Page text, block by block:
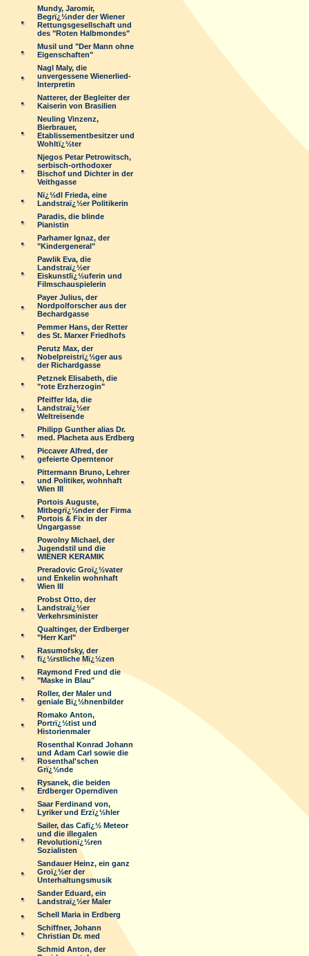
Mundy, Jaromir,
Begrï¿½nder der Wiener
Rettungsgesellschaft und
des "Roten Halbmondes"
Musil und "Der Mann ohne
Eigenschaften"
Nagl Maly, die
unvergessene Wienerlied-
Interpretin
Natterer, der Begleiter der
Kaiserin von Brasilien
Neuling Vinzenz,
Bierbrauer,
Etablissementbesitzer und
Wohltï¿½ter
Njegos Petar Petrowitsch,
serbisch-orthodoxer
Bischof und Dichter in der
Veithgasse
Nï¿½dl Frieda, eine
Landstraï¿½er Politikerin
Paradis, die blinde
Pianistin
Parhamer Ignaz, der
"Kindergeneral"
Pawlik Eva, die
Landstraï¿½er
Eiskunstlï¿½uferin und
Filmschauspielerin
Payer Julius, der
Nordpolforscher aus der
Bechardgasse
Pemmer Hans, der Retter
des St. Marxer Friedhofs
Perutz Max, der
Nobelpreistrï¿½ger aus
der Richardgasse
Petznek Elisabeth, die
"rote Erzherzogin"
Pfeiffer Ida, die
Landstraï¿½er
Weltreisende
Philipp Gunther alias Dr.
med. Placheta aus Erdberg
Piccaver Alfred, der
gefeierte Operntenor
Pittermann Bruno, Lehrer
und Politiker, wohnhaft
Wien III
Portois Auguste,
Mitbegrï¿½nder der Firma
Portois & Fix in der
Ungargasse
Powolny Michael, der
Jugendstil und die
WIENER KERAMIK
Preradovic Groï¿½vater
und Enkelin wohnhaft
Wien III
Probst Otto, der
Landstraï¿½er
Verkehrsminister
Qualtinger, der Erdberger
"Herr Karl"
Rasumofsky, der
fï¿½rstliche Mï¿½zen
Raymond Fred und die
"Maske in Blau"
Roller, der Maler und
geniale Bï¿½hnenbilder
Romako Anton,
Portrï¿½tist und
Historienmaler
Rosenthal Konrad Johann
und Adam Carl sowie die
Rosenthal'schen
Grï¿½nde
Rysanek, die beiden
Erdberger Operndiven
Saar Ferdinand von,
Lyriker und Erzï¿½hler
Sailer, das Cafï¿½ Meteor
und die illegalen
Revolutionï¿½ren
Sozialisten
Sandauer Heinz, ein ganz
Groï¿½er der
Unterhaltungsmusik
Sander Eduard, ein
Landstraï¿½er Maler
Schell Maria in Erdberg
Schiffner, Johann
Christian Dr. med
Schmid Anton, der